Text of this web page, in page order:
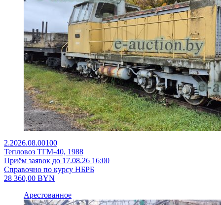
2.2026.08.00100
Тепловоз ТГМ-40, 1988
Приём заявок до 17.08.26 16:00
Справочно по курсу НБРБ
28 360,00 BYN
Арестованное